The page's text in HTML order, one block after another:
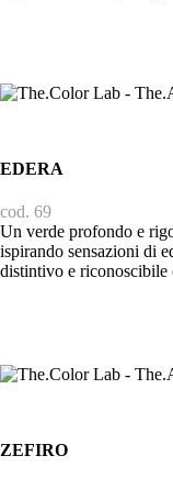
EDERA
cod. 69
Un verde profondo e
ispirando sensazioni di
distintivo e riconoscibile
ZEFIRO